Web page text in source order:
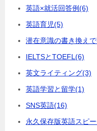
英語×就活回答例(6)
英語育児(5)
潜在意識の書き換え
IELTSとTOEFL (6)
英文ライティング(3)
英語学習と留学(1)
SNS英語(16)
永久保存版英語スピ